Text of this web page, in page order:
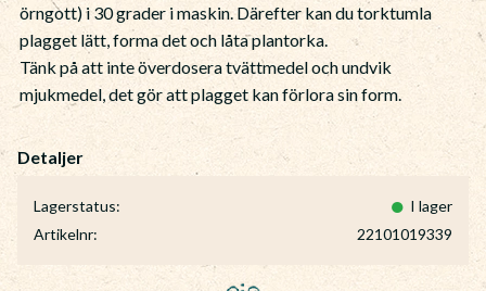
Lagerstatus
I lager
Artikelnr
22101019339
örngott) i 30 grader i maskin. Därefter kan du torktumla
plagget lätt, forma det och låta plantorka.
Tänk på att inte överdosera tvättmedel och undvik
mjukmedel, det gör att plagget kan förlora sin form.